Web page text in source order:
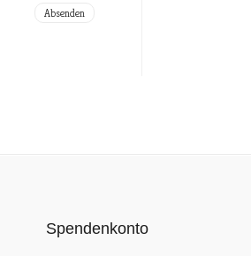
Spendenkonto